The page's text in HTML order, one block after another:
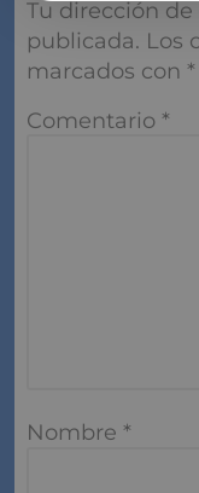
Tu dirección
publicada. Los
marcados con *
Comentario *
Nombre *